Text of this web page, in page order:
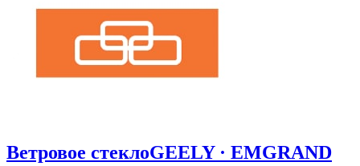
Ветровое стеклоGEELY · EMGRAND